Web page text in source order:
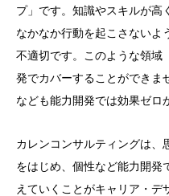
プ」です。知識やスキルが高
なかなか行動を起こさないよ
不適切です。このような領域
発でカバーすることができま
なども能力開発では効果ゼロ
カレンコンサルティングは、
をはじめ、個性など能力開発
えていくことがキャリア・デ